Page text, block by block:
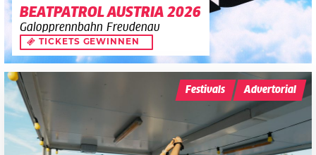
BEATPATROL AUSTRIA 2026
Galopprennbahn Freudenau
TICKETS GEWINNEN
Festivals Advertorial